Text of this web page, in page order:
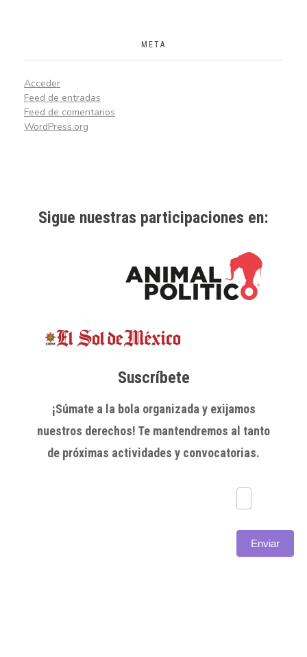
META
Acceder
Feed de entradas
Feed de comentarios
WordPress.org
Sigue nuestras participaciones en:
Suscríbete
¡Súmate a la bola organizada y exijamos
nuestros derechos! Te mantendremos al tanto
de próximas actividades y convocatorias.
Subscríbete
Enviar